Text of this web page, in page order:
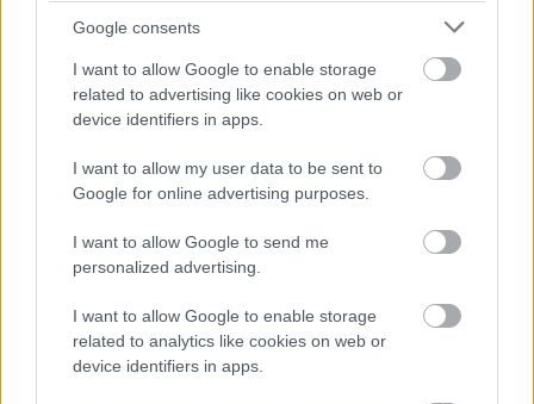
Google consents
I want to allow Google to enable storage
related to advertising like cookies on web or
device identifiers in apps.
I want to allow my user data to be sent to
Google for online advertising purposes.
I want to allow Google to send me
personalized advertising.
I want to allow Google to enable storage
related to analytics like cookies on web or
device identifiers in apps.
orosz határon: 3 civil halott, 13 sebesült
HÍREK 6 órája
Hét egyszerű szokás, amivel energiát
takaríthatunk meg otthonunkban
HÍREK 6 órája